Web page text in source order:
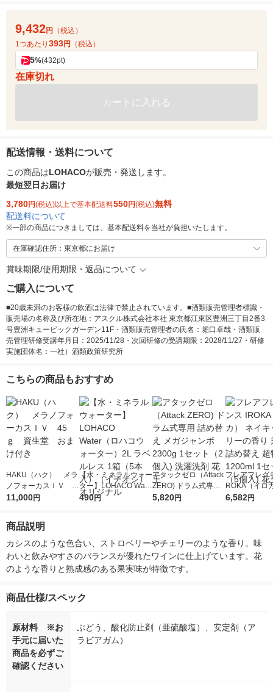
9,432円
（税込）
1つあたり 393円 （税込）
5%(432pt)
在庫切れ
カートに入れる
配送情報・送料について
この商品はLOHACOが販売・発送します。
最短翌日お届け
3,780円(税込)以上で基本配送料550円(税込)無料
配送料について
※一部の商品につきましては、基本配送料を当社が負担いたします。
在庫確認住所：東京都にお届け
賞味期限/使用期限・返品について
ご購入について
■20歳未満のお客様の飲酒は法律で禁止されています。■酒類販売管理者標識・
販売場の名称及び所在地：アスクル株式会社本社 東京都江東区豊洲三丁目2番3
号豊洲キュービックガーデン11F・酒類販売管理者の氏名：堀口卓哉・酒類販
売管理研修受講年月日：2025/11/28・次回研修の受講期限：2028/11/27・研修
実施団体名：一社）酒類政策研究所
こちらの商品もおすすめ
HAKU（ハク） メラ
ノフォーカスＩＶ 4
5ｇ 資生堂 おまけ
11,000円
【水・ミネラルウォー
ター】LOHACO Wate
r（ロハコウォータ
490円
アタックゼロ（Attack
ZERO) ドラム式専用
詰め替え メガジャン
5,820円
フレアフレグ
ROKA（イロ
イキッドリリ
6,582円
商品説明
カシスのような色合い、ストロベリーやチェリーのような香り。味
わいと飲みやすさのバランスが優れたワインに仕上げています。花
のような香りと熟成感のある果実味が特徴です。
商品仕様/スペック
原材料 ※お
手元に届いた
商品を必ずご
確認ください
ぶどう、酸化防止剤（亜硫酸塩）、安定剤（ア
ラビアガム）